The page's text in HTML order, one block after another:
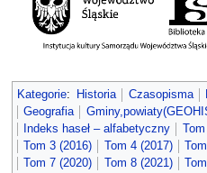
Kategorie: Historia Czasopisma
Geografia
Indeks haseł – alfabetyczny
Tom 3 (2016)
Tom 4 (2017)
Tom 7 (2020)
Tom 8 (2021)